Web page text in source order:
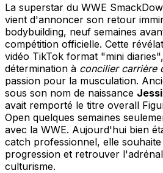
La superstar du WWE
vient d'annoncer son retour
bodybuilding, neuf semaines
compétition officielle. Cette
vidéo TikTok format "mini
détermination à concilier carrière
passion pour la musculation.
sous son nom de naissance
avait remporté le titre overall
Open quelques semaines
avec la WWE. Aujourd'hui bien
catch professionnel, elle
progression et retrouver
culturisme.